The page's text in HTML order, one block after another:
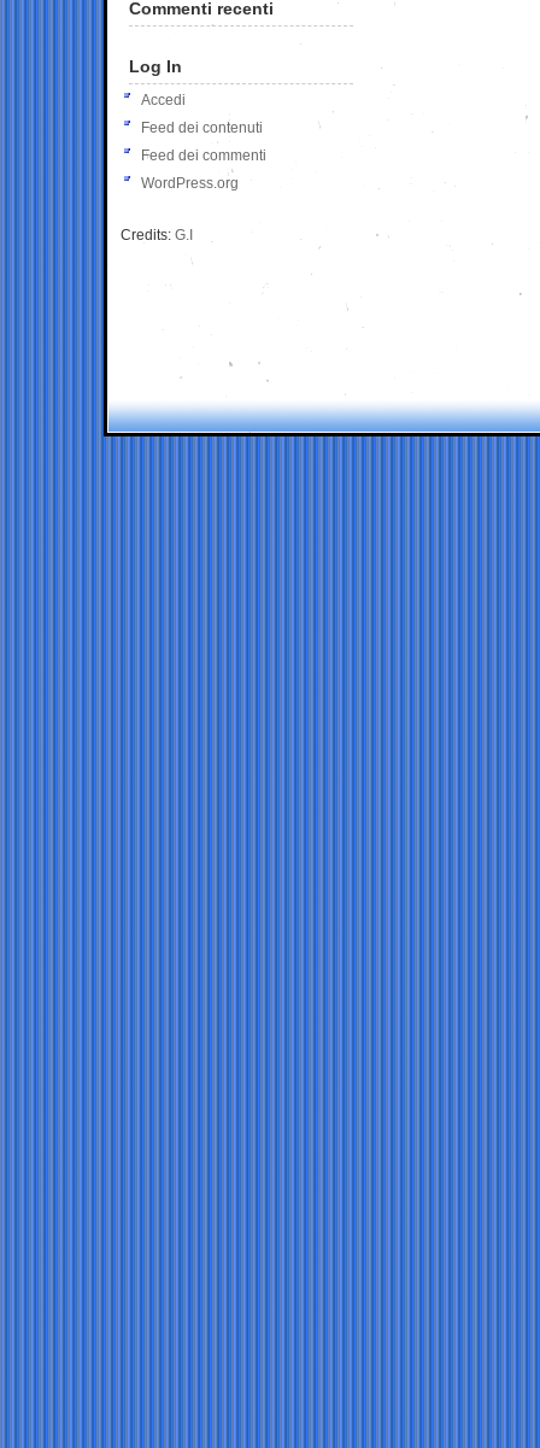
Commenti recenti
Log In
Accedi
Feed dei contenuti
Feed dei commenti
WordPress.org
Credits: G.I